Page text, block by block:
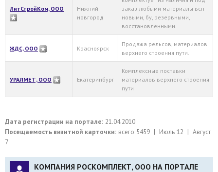
ЛитСтройКом, ООО
Нижний
новгород
заказ любыми материалы всп -
новыми, бу, резервными,
восстановленными.
ЖДС, ООО Красноярск
Продажа рельсов, материалов
верхнего строения пути.
УРАЛМЕТ, ООО Екатеринбург
Комплексные поставки
материалов верхнего строения
пути
Дата регистрации на портале: 21.04.2010
Посещаемость визитной карточки: всего 5459 | Июль 12 | Август
7
КОМПАНИЯ РОСКОМПЛЕКТ, ООО НА ПОРТАЛЕ